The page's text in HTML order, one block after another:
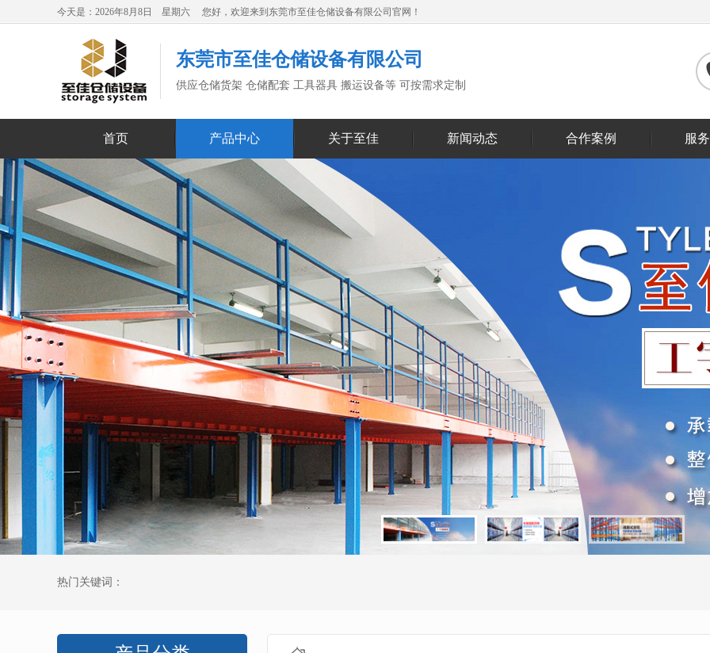
今天是：2026年8月8日 星期六 您好，欢迎来到东莞市至佳仓储设备有限公司官网！
东莞市至佳仓储设备有限公司
供应仓储货架 仓储配套 工具器具 搬运设备等 可按需求定制
首页 产品中心 关于至佳 新闻动态 合作案例 服
热门关键词：